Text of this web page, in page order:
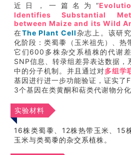
近日，一篇名为“
Identifies Substantial
between Maize and its Wild
在The Plant Cell杂志上。该研
化阶段：类蜀黍（玉米祖先）、热
它们600多株杂交系植株的代谢
SNP信息、转录组差异表达数据，
中的分子机制。并且通过对多组学
基因进行进一步功能验证，证实了
3个基因在类黄酮和萜类代谢物分
实验材料
16株类蜀黍、12株热带玉米、15
玉米与类蜀黍的杂交系植株。